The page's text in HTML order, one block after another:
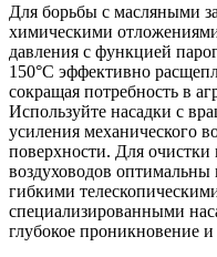
Для борьбы с масляными
химическими
давления с функцией
150°C эффективно
сокращая потребность в
Используйте насадки с
усиления механического
поверхности. Для
воздуховодов
гибкими
специализированными
глубокое проникновение